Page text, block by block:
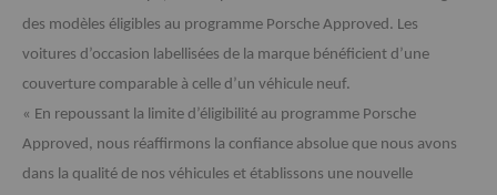
des modèles éligibles au programme Porsche Approved. Les
voitures d’occasion labellisées de la marque bénéficient d’une
couverture comparable à celle d’un véhicule neuf.
« En repoussant la limite d’éligibilité au programme Porsche
Approved, nous réaffirmons la confiance absolue que nous avons
dans la qualité de nos véhicules et établissons une nouvelle